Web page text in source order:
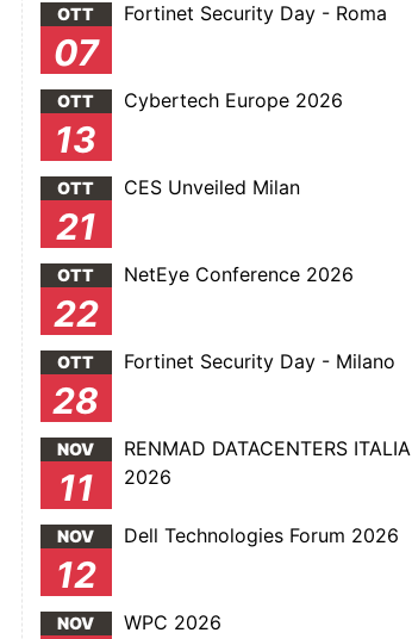
OTT
07
Fortinet Security Day - Roma
OTT
13
Cybertech Europe 2026
OTT
21
CES Unveiled Milan
OTT
22
NetEye Conference 2026
OTT
28
Fortinet Security Day - Milano
NOV
11
RENMAD DATACENTERS ITALIA
2026
NOV
12
Dell Technologies Forum 2026
NOV WPC 2026